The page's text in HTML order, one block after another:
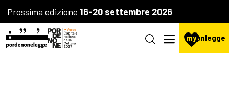
Prossima edizione 16-20 settembre 2026
mypnlegge